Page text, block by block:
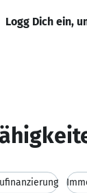
Logg Dich ein,